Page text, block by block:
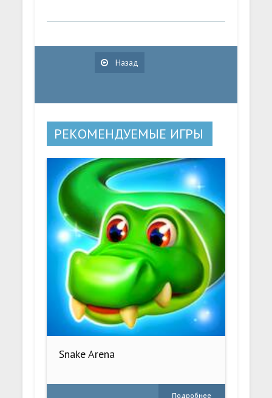
Назад
РЕКОМЕНДУЕМЫЕ ИГРЫ
Snake Arena
Подробнее